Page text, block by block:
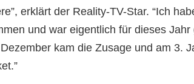
erklärt der Reality-TV-Star. “Ich
und war eigentlich für dieses
kam die Zusage und am 3.